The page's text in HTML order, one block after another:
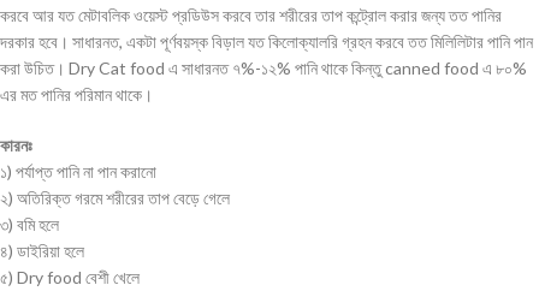
করবে আর যত মেটাবলিক ওয়েস্ট প্রডিউস করবে তার শরীরের তাপ কন্ট্রোল করার জন্য তত পানির
দরকার হবে। সাধারনত, একটা পূর্ণবয়স্ক বিড়াল যত কিলোক্যালরি গ্রহন করবে তত মিলিলিটার পানি পান
করা উচিত। Dry Cat food এ সাধারনত ৭%-১২% পানি থাকে কিন্তু canned food এ ৮০%
এর মত পানির পরিমান থাকে।
কারনঃ
১) পর্যাপ্ত পানি না পান করানো
২) অতিরিক্ত গরমে শরীরের তাপ বেড়ে গেলে
৩) বমি হলে
৪) ডাইরিয়া হলে
৫) Dry food বেশী খেলে